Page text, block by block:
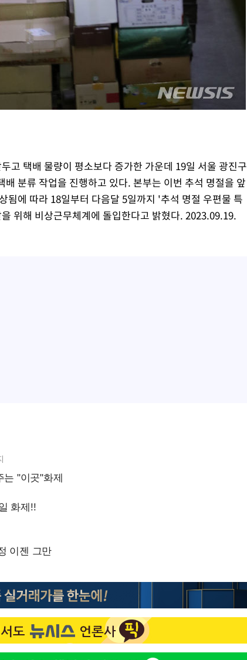
고 택배 물량이 평소보다 증가한 가운데 19일 서울 광진구
분류 작업을 진행하고 있다. 본부는 이번 추석 명절을 앞
됨에 따라 18일부터 다음달 5일까지 '추석 명절 우편물 특
위해 비상근무체계에 돌입한다고 밝혔다. 2023.09.19.